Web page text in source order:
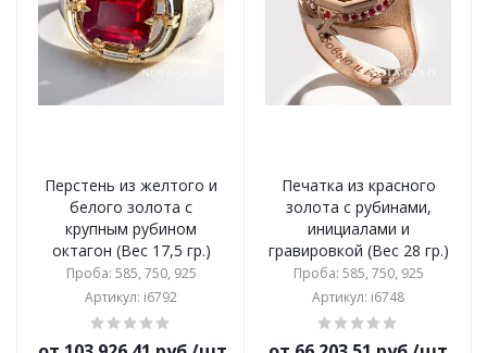
Перстень из желтого и
белого золота с
крупным рубином
октагон (Вес 17,5 гр.)
Проба: 585, 750, 925
Артикул: i6792
Печатка из красного
золота с рубинами,
инициалами и
гравировкой (Вес 28 гр.)
Проба: 585, 750, 925
Артикул: i6748